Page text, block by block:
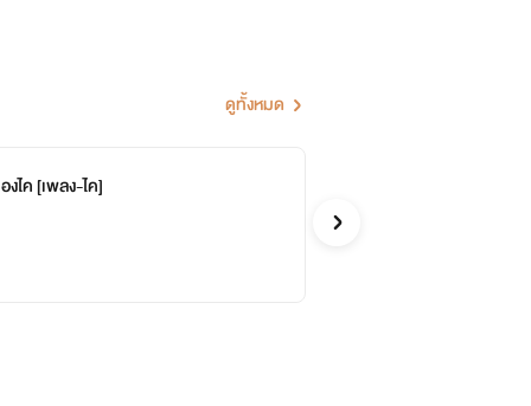
ดูทั้งหมด
ไค [เพลง-ไค]